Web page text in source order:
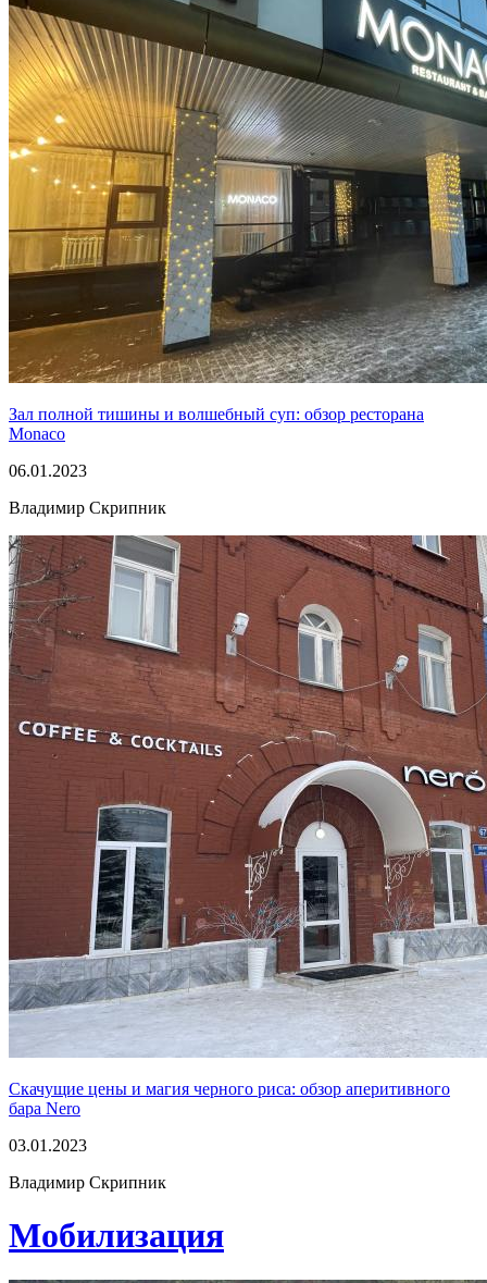
Зал полной тишины и волшебный суп: обзор ресторана
Monaco
06.01.2023
Владимир Скрипник
Скачущие цены и магия черного риса: обзор аперитивного
бара Nero
03.01.2023
Владимир Скрипник
Мобилизация